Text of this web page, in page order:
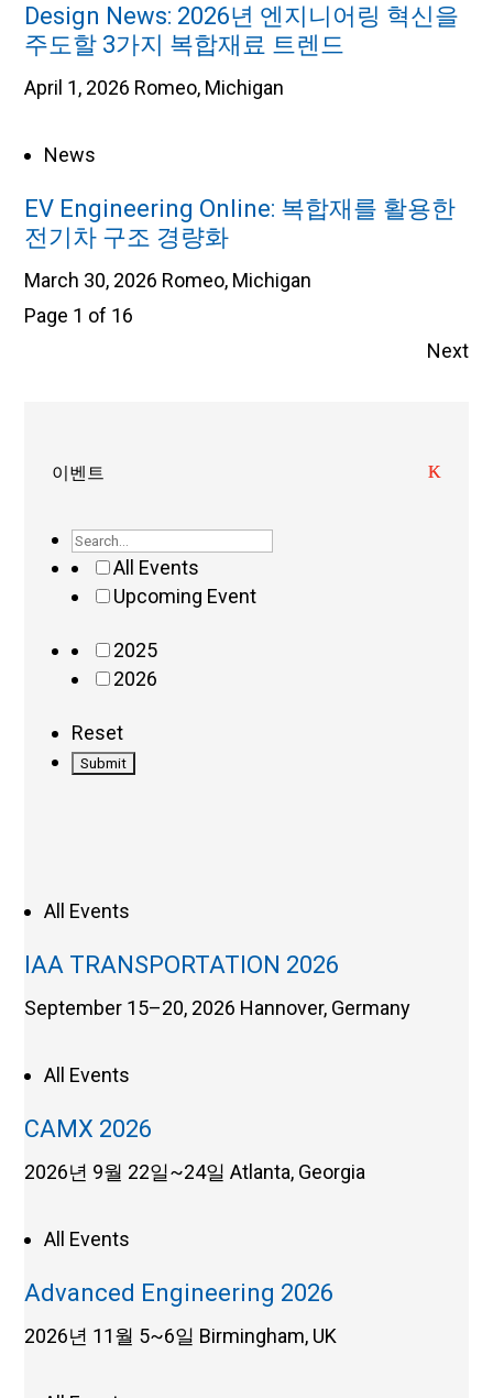
Design News: 2026년 엔지니어링 혁신을
주도할 3가지 복합재료 트렌드
April 1, 2026 Romeo, Michigan
News
EV Engineering Online: 복합재를 활용한
전기차 구조 경량화
March 30, 2026 Romeo, Michigan
Page 1 of 16
Next
이벤트
All Events
Upcoming Event
2025
2026
Reset
All Events
IAA TRANSPORTATION 2026
September 15–20, 2026 Hannover, Germany
All Events
CAMX 2026
2026년 9월 22일~24일Atlanta, Georgia
All Events
Advanced Engineering 2026
2026년 11월 5~6일 Birmingham, UK